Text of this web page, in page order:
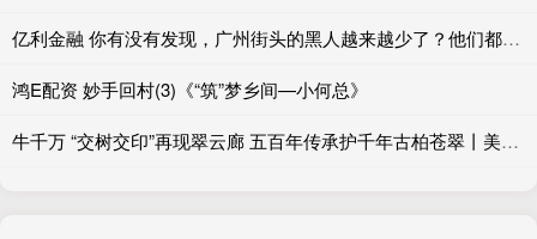
亿利金融 你有没有发现，广州街头的黑人越来越少了？他们都去了哪里
鸿E配资 妙手回村(3)《“筑”梦乡间—小何总》
牛千万 “交树交印”再现翠云廊 五百年传承护千年古柏苍翠丨美丽中国行